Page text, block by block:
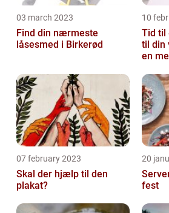
03 march 2023
Find din nærmeste
låsesmed i Birkerød
10
Tid til
til din
en
07 february 2023
Skal der hjælp til den
plakat?
20
fest